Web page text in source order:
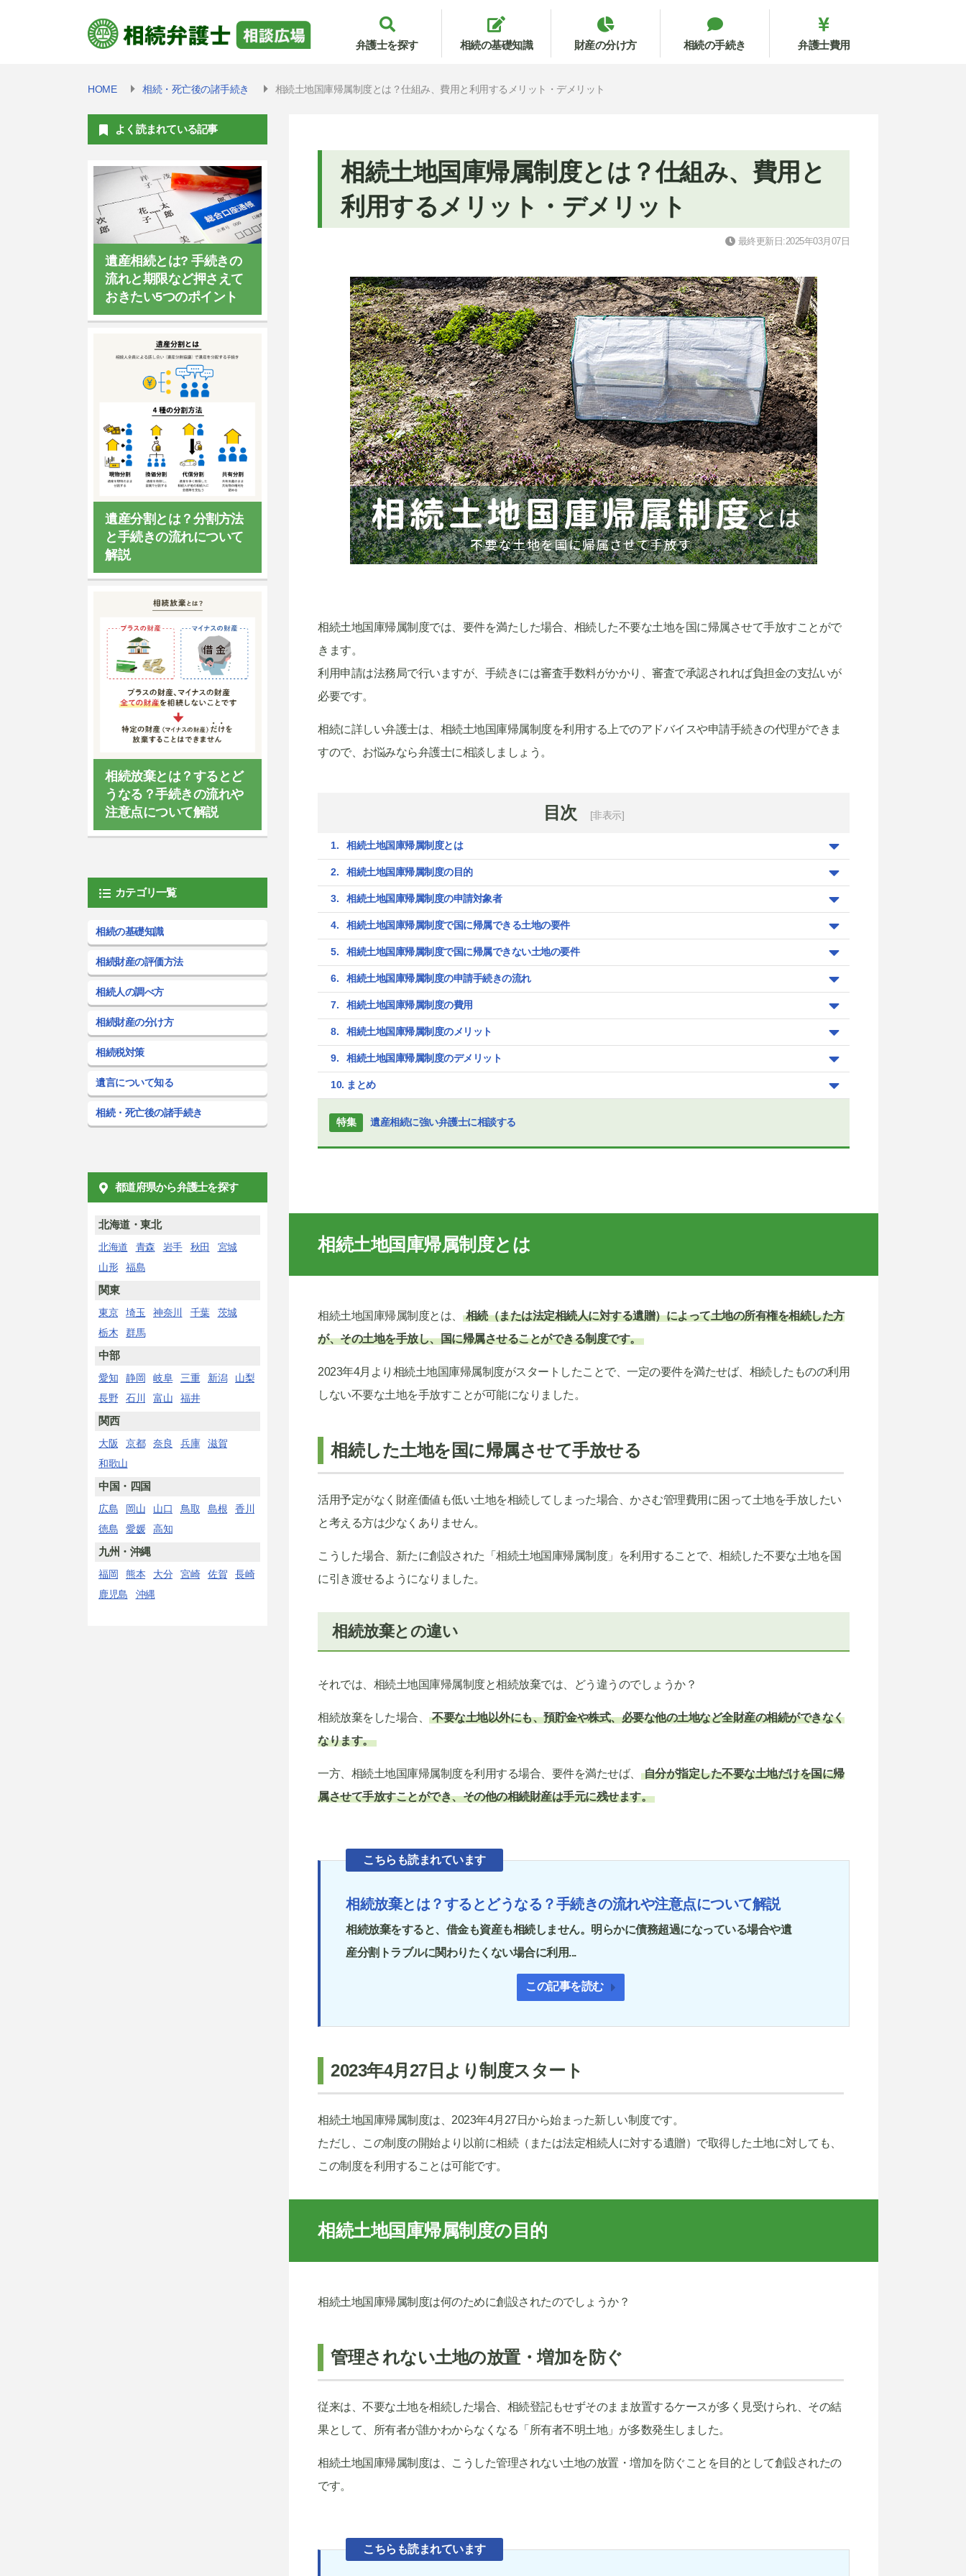
弁護士を探す 相続の基礎知識 財産の分け方 相続の手続き 弁護士費用
HOME 相続・死亡後の諸手続き 相続土地国庫帰属制度とは？仕組み、費用と利用するメリット・デメリット
相続土地国庫帰属制度とは？仕組み、費用と
利用するメリット・デメリット
最終更新日:2025年03月07日
相続土地国庫帰属制度では、要件を満たした場合、相続した不要な土地を国に帰属させて手放すことがで
きます。
利用申請は法務局で行いますが、手続きには審査手数料がかかり、審査で承認されれば負担金の支払いが
必要です。
相続に詳しい弁護士は、相続土地国庫帰属制度を利用する上でのアドバイスや申請手続きの代理ができま
すので、お悩みなら弁護士に相談しましょう。
目次 [非表示]
相続土地国庫帰属制度とは
相続土地国庫帰属制度の目的
相続土地国庫帰属制度の申請対象者
相続土地国庫帰属制度で国に帰属できる土地の要件
相続土地国庫帰属制度で国に帰属できない土地の要件
相続土地国庫帰属制度の申請手続きの流れ
相続土地国庫帰属制度の費用
相続土地国庫帰属制度のメリット
相続土地国庫帰属制度のデメリット
まとめ
特集 遺産相続に強い弁護士に相談する
相続土地国庫帰属制度とは
相続土地国庫帰属制度とは、
相続（または法定相続人に対する遺贈）によって土地の所有権を相続した方
が、その土地を手放し、国に帰属させることができる制度です。
2023年4月より相続土地国庫帰属制度がスタートしたことで、一定の要件を満たせば、相続したものの利用
しない不要な土地を手放すことが可能になりました。
相続した土地を国に帰属させて手放せる
活用予定がなく財産価値も低い土地を相続してしまった場合、かさむ管理費用に困って土地を手放したい
と考える方は少なくありません。
こうした場合、新たに創設された「相続土地国庫帰属制度」を利用することで、相続した不要な土地を国
に引き渡せるようになりました。
相続放棄との違い
それでは、相続土地国庫帰属制度と相続放棄では、どう違うのでしょうか？
相続放棄をした場合、
不要な土地以外にも、預貯金や株式、必要な他の土地など全財産の相続ができなく
なります。
一方、相続土地国庫帰属制度を利用する場合、要件を満たせば、
自分が指定した不要な土地だけを国に帰
属させて手放すことができ、その他の相続財産は手元に残せます。
こちらも読まれています
相続放棄とは？するとどうなる？手続きの流れや注意点について解説
相続放棄をすると、借金も資産も相続しません。明らかに債務超過になっている場合や遺
産分割トラブルに関わりたくない場合に利用...
この記事を読む
2023年4月27日より制度スタート
相続土地国庫帰属制度は、2023年4月27日から始まった新しい制度です。
ただし、この制度の開始より以前に相続（または法定相続人に対する遺贈）で取得した土地に対しても、
この制度を利用することは可能です。
相続土地国庫帰属制度の目的
相続土地国庫帰属制度は何のために創設されたのでしょうか？
管理されない土地の放置・増加を防ぐ
従来は、不要な土地を相続した場合、相続登記もせずそのまま放置するケースが多く見受けられ、その結
果として、所有者が誰かわからなくなる「所有者不明土地」が多数発生しました。
相続土地国庫帰属制度は、こうした管理されない土地の放置・増加を防ぐことを目的として創設されたの
です。
こちらも読まれています
よく読まれている記事
遺産相続とは? 手続きの
流れと期限など押さえて
おきたい5つのポイント
遺産分割とは？分割方法
と手続きの流れについて
解説
相続放棄とは？するとど
うなる？手続きの流れや
注意点について解説
カテゴリ一覧
相続の基礎知識
相続財産の評価方法
相続人の調べ方
相続財産の分け方
相続税対策
遺言について知る
相続・死亡後の諸手続き
都道府県から弁護士を探す
北海道・東北
北海道 青森 岩手 秋田
宮城
山形
福島
関東
東京 埼玉 神奈川 千葉
茨城
栃木
群馬
中部
愛知 静岡 岐阜 三重 新潟
山梨
長野
石川 富山 福井
関西
大阪 京都 奈良 兵庫
滋賀
和歌山
中国・四国
広島 岡山 山口 鳥取 島根
香川
徳島
愛媛 高知
九州・沖縄
福岡 熊本 大分 宮崎 佐賀
長崎
鹿児島
沖縄